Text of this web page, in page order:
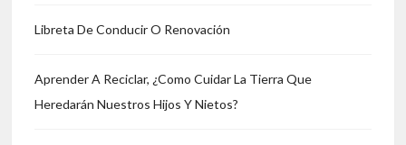
Libreta De Conducir O Renovación
Aprender A Reciclar, ¿Como Cuidar La Tierra Que
Heredarán Nuestros Hijos Y Nietos?